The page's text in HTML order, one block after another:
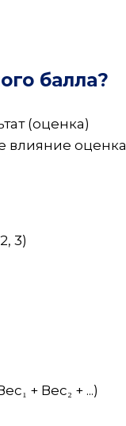
балла?
(оценка)
влияние оценка
3)
+ Вес₂ + ...)